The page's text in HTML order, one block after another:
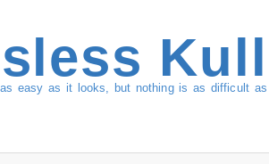
easy as it looks, but nothing is as difficult